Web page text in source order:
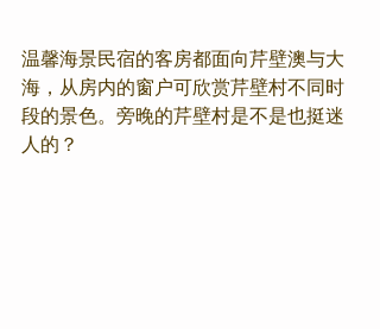
温馨海景民宿的客房都面向芹壁澳与大
海，从房内的窗户可欣赏芹壁村不同时
段的景色。旁晚的芹壁村是不是也挺迷
人的？